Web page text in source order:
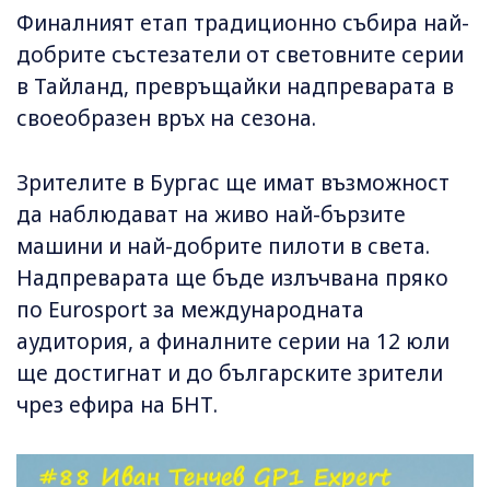
Финалният етап традиционно събира най-
добрите състезатели от световните серии
в Тайланд, превръщайки надпреварата в
своеобразен връх на сезона.
Зрителите в Бургас ще имат възможност
да наблюдават на живо най-бързите
машини и най-добрите пилоти в света.
Надпреварата ще бъде излъчвана пряко
по Eurosport за международната
аудитория, а финалните серии на 12 юли
ще достигнат и до българските зрители
чрез ефира на БНТ.